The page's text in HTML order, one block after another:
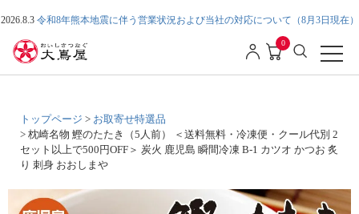
2026.8.3 令和8年熊本地震に伴う営業状況および当社の対応について（8月3日現在）
0
トップページ
お取寄せ特選品
枕崎名物 鰹のたたき（5人前） ＜送料無料・冷凍便・クール代別 2
セット以上で500円OFF＞ 炭火 鹿児島 瞬間冷凍 B-1 カツオ かつお 炙
り 刺身 おおしまや